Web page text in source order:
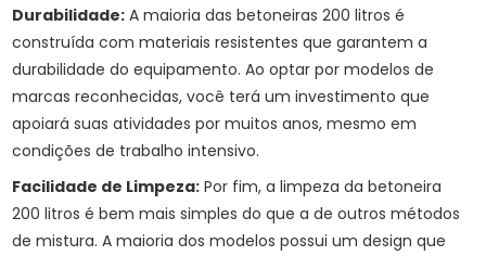
Durabilidade: A maioria das betoneiras 200 litros é
construída com materiais resistentes que garantem a
durabilidade do equipamento. Ao optar por modelos de
marcas reconhecidas, você terá um investimento que
apoiará suas atividades por muitos anos, mesmo em
condições de trabalho intensivo.
Facilidade de Limpeza: Por fim, a limpeza da betoneira
200 litros é bem mais simples do que a de outros métodos
de mistura. A maioria dos modelos possui um design que